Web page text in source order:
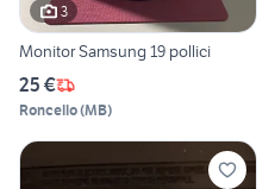
3
Monitor Samsung 19 pollici
25 €
Roncello(MB)